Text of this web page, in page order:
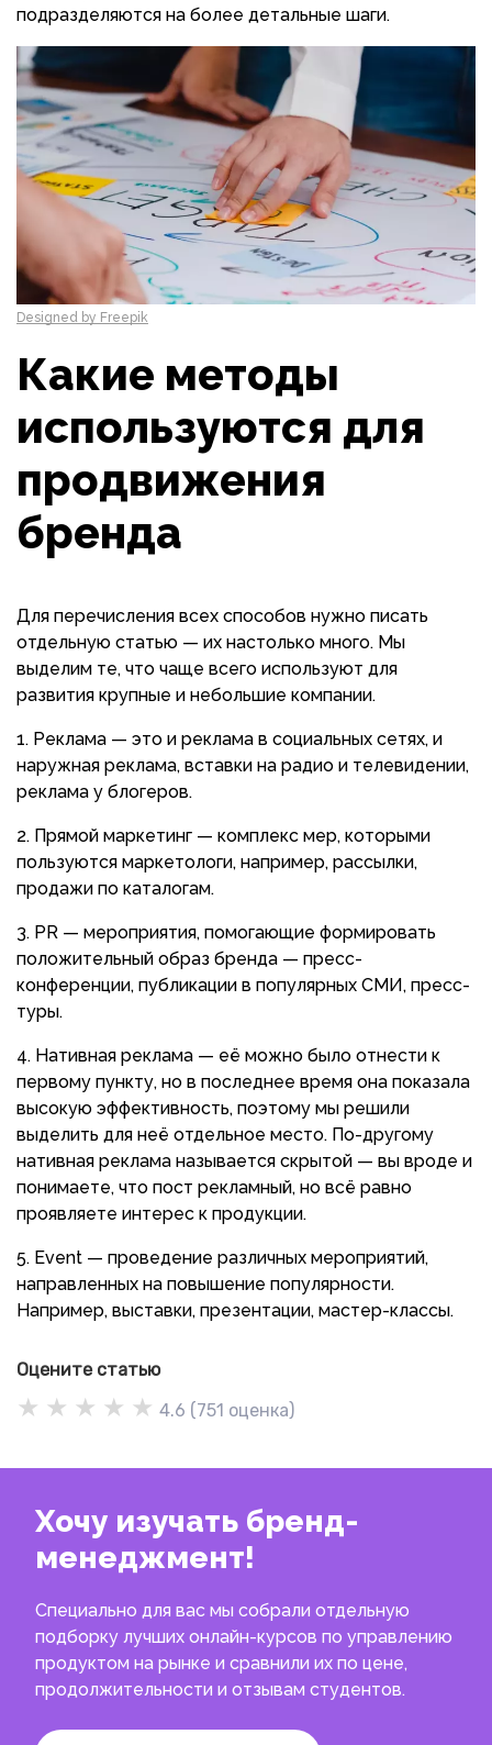
подразделяются на более детальные шаги.
Designed by Freepik
Какие методы
используются для
продвижения
бренда
Для перечисления всех способов нужно писать
отдельную статью — их настолько много. Мы
выделим те, что чаще всего используют для
развития крупные и небольшие компании.
Реклама — это и реклама в социальных сетях, и
наружная реклама, вставки на радио и телевидении,
реклама у блогеров.
Прямой маркетинг — комплекс мер, которыми
пользуются маркетологи, например, рассылки,
продажи по каталогам.
PR — мероприятия, помогающие формировать
положительный образ бренда — пресс-
конференции, публикации в популярных СМИ, пресс-
туры.
Нативная реклама — её можно было отнести к
первому пункту, но в последнее время она показала
высокую эффективность, поэтому мы решили
выделить для неё отдельное место. По-другому
нативная реклама называется скрытой — вы вроде и
понимаете, что пост рекламный, но всё равно
проявляете интерес к продукции.
Event — проведение различных мероприятий,
направленных на повышение популярности.
Например, выставки, презентации, мастер-классы.
Оцените статью
★ ★ ★ ★ ★ 4.6 (751 оценка)
Хочу изучать бренд-
менеджмент!
Специально для вас мы собрали отдельную
подборку лучших онлайн-курсов по управлению
продуктом на рынке и сравнили их по цене,
продолжительности и отзывам студентов.